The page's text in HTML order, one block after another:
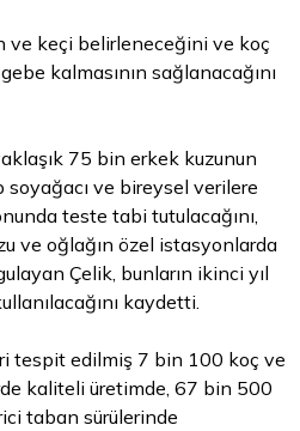
ve keçi belirleneceğini ve koç
kalmasının sağlanacağını
75 bin erkek kuzunun
ve bireysel verilere
teste tabi tutulacağını,
ve oğlağın özel istasyonlarda
Çelik, bunların ikinci yıl
kaydetti.
tespit edilmiş 7 bin 100 koç ve
kaliteli üretimde, 67 bin 500
taban sürülerinde